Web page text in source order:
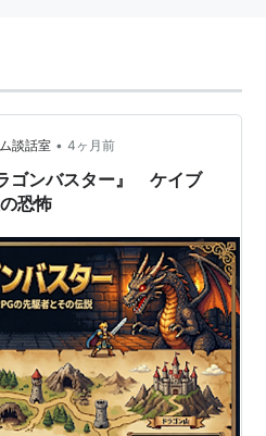
下左右に自由に移動できる
定されているため、途中で
ないと到達できない箇所も
にバイタリティ(体力)パラメ
と接触する・あるいは敵の攻
リティが少しずつ減少する。
とプレイヤーは死亡し、ゲー
入れるとそれを倒さない限り
、ステージの一番奥に存在す
ていて、中ボスを倒すことで
る。道の一番奥には、大ボス
談話室 • 4ヶ月前
ゴンバスター』 ケイブ
恐怖